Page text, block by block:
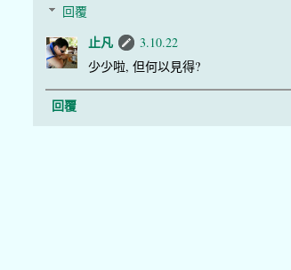
回覆
止凡
3.10.22
少少啦, 但何以見得?
回覆